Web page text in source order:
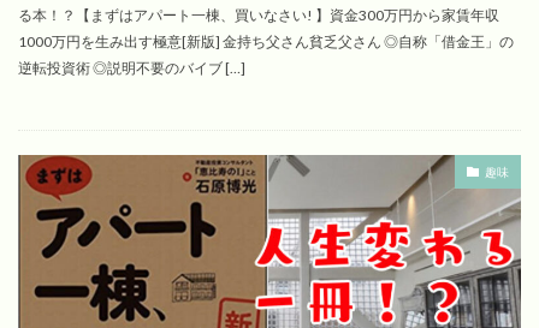
る本！？【まずはアパート一棟、買いなさい! 】資金300万円から家賃年収
1000万円を生み出す極意[新版] 金持ち父さん貧乏父さん ◎自称「借金王」の
逆転投資術 ◎説明不要のバイブ […]
趣味